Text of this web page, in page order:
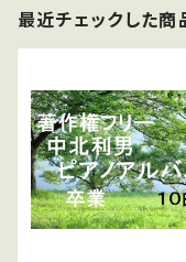
最近チェックした商